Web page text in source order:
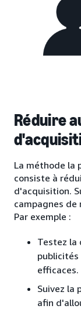
Réduire
La méthode la
consiste à
d'acquisition.
campagnes
Par exemple :
Testez la
publicités
efficaces.
Suivez la
afin